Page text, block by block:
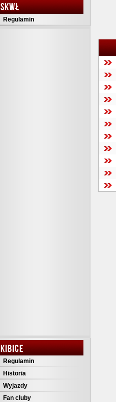
SKWŁ
Regulamin
KIBICE
Regulamin
Historia
Wyjazdy
Fan cluby